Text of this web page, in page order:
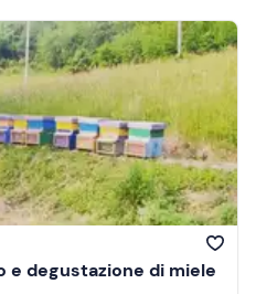
degustazione di miele